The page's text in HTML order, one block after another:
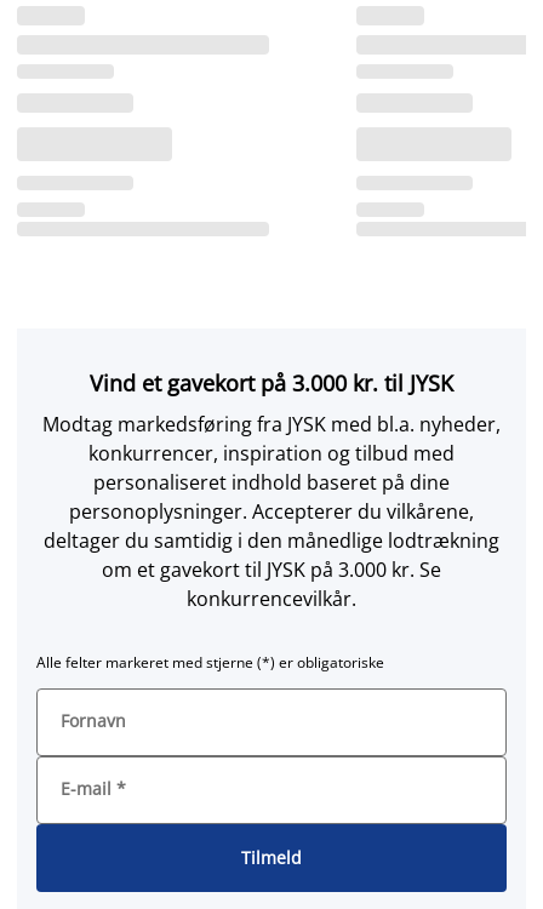
Vind et gavekort på 3.000 kr. til JYSK
Modtag markedsføring fra JYSK med bl.a. nyheder,
konkurrencer, inspiration og tilbud med
personaliseret indhold baseret på dine
personoplysninger. Accepterer du vilkårene,
deltager du samtidig i den månedlige lodtrækning
om et gavekort til JYSK på 3.000 kr. Se
konkurrencevilkår.
Alle felter markeret med stjerne (*) er obligatoriske
Fornavn
E-mail *
Tilmeld